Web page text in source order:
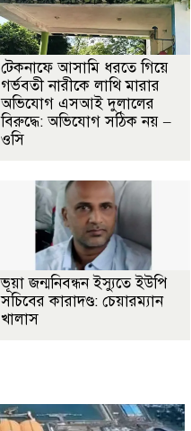
টেকনাফে আসামি ধরতে গিয়ে
গর্ভবতী নারীকে লাথি মারার
অভিযোগ এসআই দুলালের
বিরুদ্ধে: অভিযোগ সঠিক নয় –
ওসি
ভূয়া জন্মনিবন্ধন ইস্যুতে ইউপি
সচিবের কারাদণ্ড: চেয়ারম্যান
খালাস